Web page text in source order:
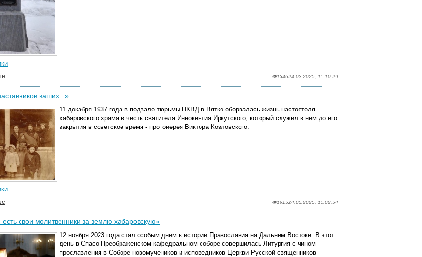
👁154624.03.2025, 11:10:29
ваших...»
11 декабря 1937 года в подвале тюрьмы НКВД в Вятке оборвалась жизнь настоятеля
хабаровского храма в честь святителя Иннокентия Иркутского, который служил в нем до его
закрытия в советское время - протоиерея Виктора Козловского.
👁161524.03.2025, 11:02:54
есть свои молитвенники за землю хабаровскую»
12 ноября 2023 года стал особым днем в истории Православия на Дальнем Востоке. В этот
день в Спасо-Преображенском кафедральном соборе совершилась Литургия с чином
прославления в Соборе новомучеников и исповедников Церкви Русской священников